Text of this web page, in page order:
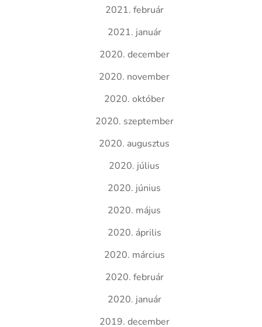
2021. február
2021. január
2020. december
2020. november
2020. október
2020. szeptember
2020. augusztus
2020. július
2020. június
2020. május
2020. április
2020. március
2020. február
2020. január
2019. december